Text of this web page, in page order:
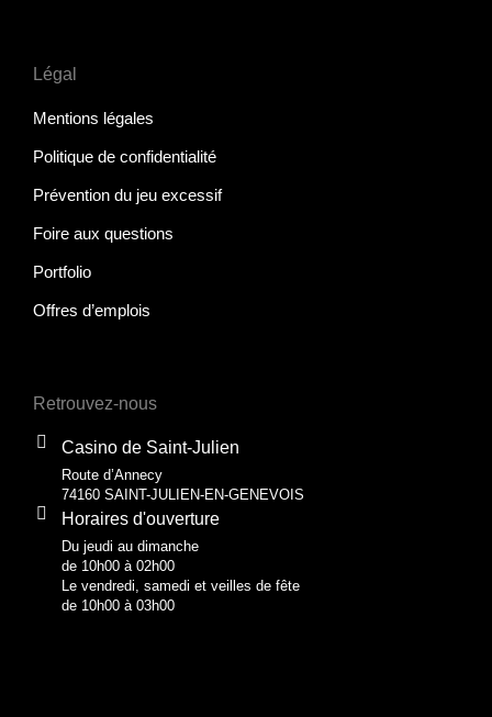
Légal
Mentions légales
Politique de confidentialité
Prévention du jeu excessif
Foire aux questions
Portfolio
Offres d’emplois
Retrouvez-nous
Casino de Saint-Julien
Route d’Annecy
74160 SAINT-JULIEN-EN-GENEVOIS
Horaires d'ouverture
Du jeudi au dimanche
de 10h00 à 02h00
Le vendredi, samedi et veilles de fête
de 10h00 à 03h00